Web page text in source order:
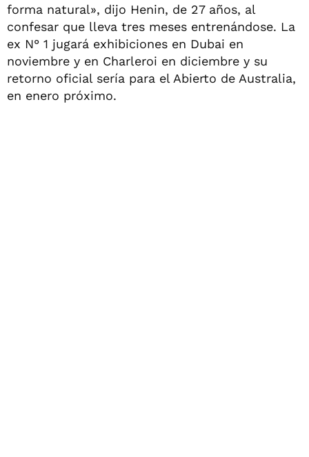
forma natural», dijo Henin, de 27 años, al
confesar que lleva tres meses entrenándose. La
ex N° 1 jugará exhibiciones en Dubai en
noviembre y en Charleroi en diciembre y su
retorno oficial sería para el Abierto de Australia,
en enero próximo.